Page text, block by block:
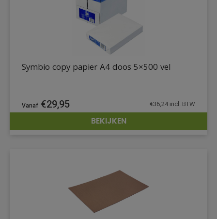
DETAILS
Symbio copy papier A4 doos 5×500 vel
€29,95 €36,24 incl. BTW
BEKIJKEN